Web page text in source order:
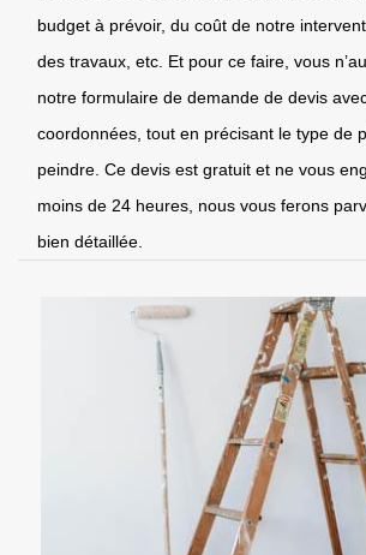
budget à prévoir, du coût de notre
des travaux, etc. Et pour ce faire, vous
notre formulaire de demande de devis
coordonnées, tout en précisant le type de
peindre. Ce devis est gratuit et ne vous
moins de 24 heures, nous vous ferons
bien détaillée.